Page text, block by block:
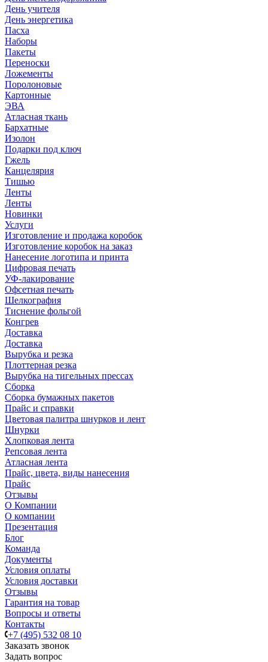
День учителя
День энергетика
Пасха
Наборы
Пакеты
Переноски
Ложементы
Поролоновые
Картонные
ЭВА
Атласная ткань
Бархатные
Изолон
Подарки под ключ
Гжель
Канцелярия
Тишью
Ленты
Ленты
Новинки
Услуги
Изготовление и продажа коробок
Изготовление коробок на заказ
Нанесение логотипа и принта
Цифровая печать
УФ-лакирование
Офсетная печать
Шелкография
Тиснение фольгой
Конгрев
Доставка
Доставка
Вырубка и резка
Плоттерная резка
Вырубка на тигельных прессах
Сборка
Сборка бумажных пакетов
Прайс и справки
Цветовая палитра шнурков и лент
Шнурки
Хлопковая лента
Репсовая лента
Атласная лента
Прайс, цвета, виды нанесения
Прайс
Отзывы
О Компании
О компании
Презентация
Блог
Команда
Документы
Условия оплаты
Условия доставки
Отзывы
Гарантия на товар
Вопросы и ответы
Контакты
+7 (495) 532 08 10
Заказать звонок
Задать вопрос